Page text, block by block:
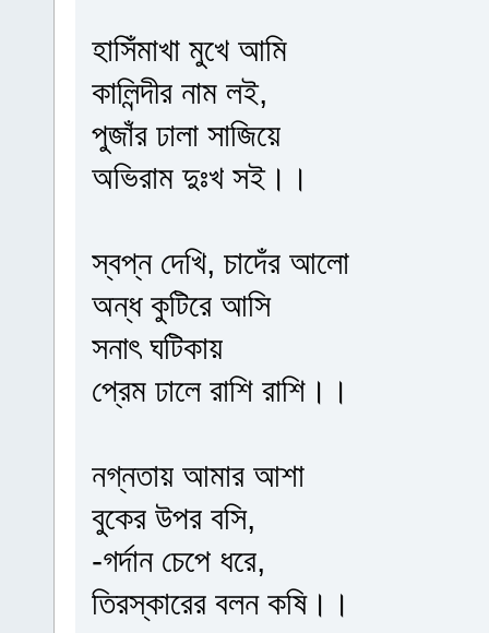
হাসিঁমাখা মুখে আমি
কালিন্দীর নাম লই,
পুজাঁর ঢালা সাজিয়ে
অভিরাম দুঃখ সই।।
স্বপ্ন দেখি, চাদেঁর আলো
অন্ধ কুটিরে আসি
সনাৎ ঘটিকায়
প্রেম ঢালে রাশি রাশি।।
নগ্নতায় আমার আশা
বুকের উপর বসি,
-গর্দান চেপে ধরে,
তিরস্কারের বলন কষি।।